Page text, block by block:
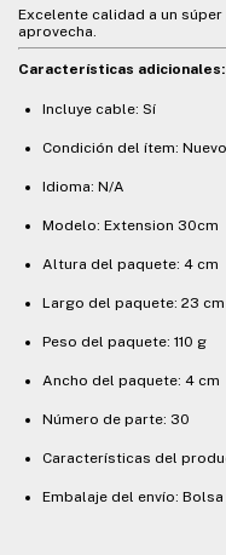
Excelente calidad a un
aprovecha.
Características adicionales:
Incluye cable: Sí
Condición del ítem: Nuevo
Idioma: N/A
Modelo: Extension 30cm
Altura del paquete: 4 cm
Largo del paquete: 23 cm
Peso del paquete: 110 g
Ancho del paquete: 4 cm
Número de parte: 30
Características del
Embalaje del envío: Bolsa